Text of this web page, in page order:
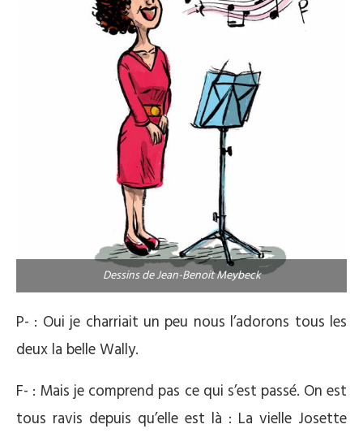
Dessins de Jean-Benoit Meybeck
P- : Oui je charriait un peu nous l’adorons tous les
deux la belle Wally.
F- : Mais je comprend pas ce qui s’est passé. On est
tous ravis depuis qu’elle est là : La vielle Josette